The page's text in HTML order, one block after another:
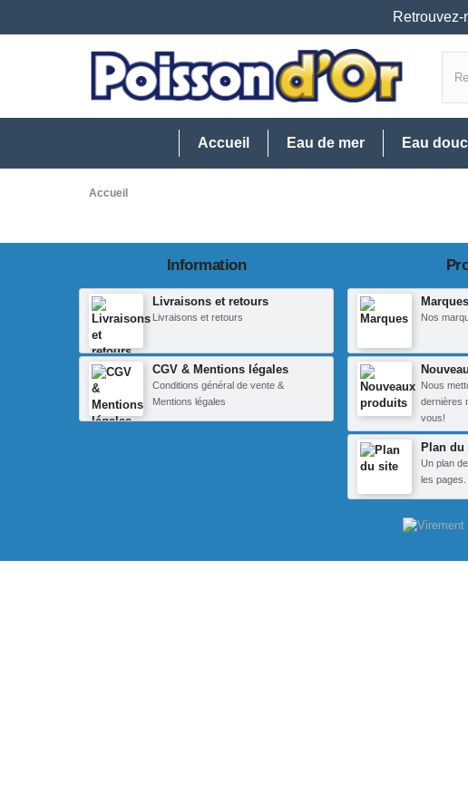
Accueil Eau de mer Eau
Accueil
Information
Livraisons et retours
Livraisons et retours
CGV & Mentions légales
Conditions général de vente &
Mentions légales
Marques
Nos
Nous
dernières
vous!
Plan du
Un plan
les pages.